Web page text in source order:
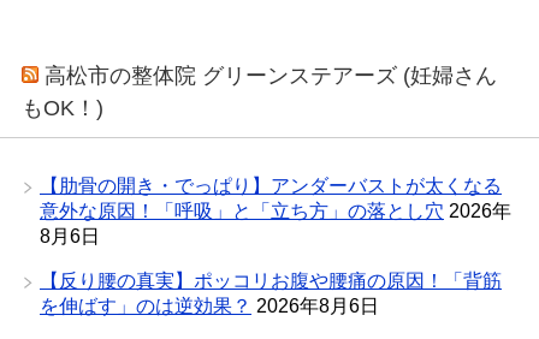
高松市の整体院 グリーンステアーズ (妊婦さん
もOK！)
【肋骨の開き・でっぱり】アンダーバストが太くなる
意外な原因！「呼吸」と「立ち方」の落とし穴 2026年
8月6日
【反り腰の真実】ポッコリお腹や腰痛の原因！「背筋
を伸ばす」のは逆効果？ 2026年8月6日